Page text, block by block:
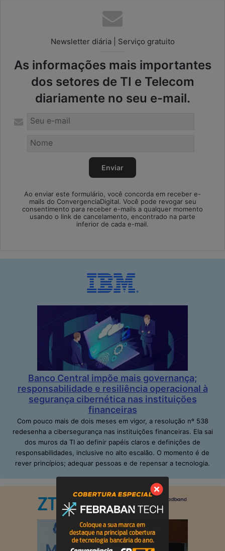
Newsletter diária | Serviço gratuito
As informações mais importantes
dos setores de TI e Telecom
diariamente no seu e-mail.
Ao enviar este formulário, você concorda em receber e-
mails do ConvergenciaDigital. Você pode revogar seu
consentimento para receber e-mails a qualquer momento
usando o link de cancelamento, encontrado na parte
inferior de cada e-mail.
Banco Central impõe mais governança;
responsabilidade e resiliência operacional à
segurança cibernética nas instituições
financeiras
Com pouco mais de dois meses em vigor, a resolução nº 538
redesenha a cibersegurança nas instituições financeiras. Ela sai
dos muros da TI ao definir papéis claros e definições de
responsabilidades, inclusive no alto escalão. O momento é de
rever princípios; adequar pessoas e de repensar a tecnologia.